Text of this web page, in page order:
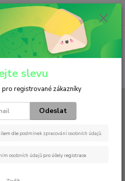
ks
0 Kč
slevu
pro registrované zákazníky
Odeslat
dle podmínek zpracování osobních údajů.
osobních údajů pro účely registrace.